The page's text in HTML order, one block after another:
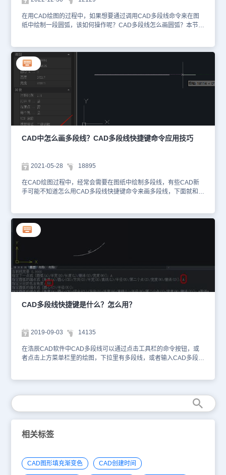
在用CAD绘图的过程中，如果想要通过调用CAD多段线命令来在图
纸中绘制一段圆弧，该如何操作呢？CAD多段线怎么画圆弧？本节内
启动浩辰CAD软件，然后调用CAD多段线命令快捷键，即在命令行
输入：PL，点击回车键确认。2、执行CAD多段线命令后，根据系统
提示在绘图区域指定多段线的起点，此时命令行会提示：指定下一点
或 [圆弧(A)/闭合(C)/半宽(H)/长度(L)/放弃(U)/宽度(W)/角度(N)]。如下
图所示： 3、此时在命令行输入：A，点击回车键确定，根据系统提
示在指定圆弧的端点。如下图所示： 4、指定圆弧端点后系统会连续
提示指定圆弧的端点，直至点击ESC键结束命令。在浩辰CAD软件
中通过以上几个简单的步骤便可调用CADA多段线命令来绘制圆弧，
你学会了吗？想要了解更多实用CAD教程的话可以持续关注浩辰
CAD官网教程专区，小编会在后续课程中给大家分享更多精彩内容
CAD中怎么画多段线？CAD多段线快捷键命令应用技巧
2021-05-28 18895
在CAD绘图过程中，经常会需要在图纸中绘制多段线，有些CAD新
手可能不知道怎么用CAD多段线快捷键命令来画多段线，下面就和小
是：PL（全称：PLINE）；主要用来绘制二维多段线。CAD画多段
线操作步骤：打开浩辰CAD软件后，在命令行输入快捷键命令：
PL，按回车键确认；根据命令行提示在绘图区域指定起点。如下图
所示：接着继续根据命令行提示执行下一个点，在ENTER键结束命
令前，会不断在命令行提示指定下一点；通过指定点来绘制多段线的
线段。如下图所示：以上就是小编给大家分享的浩辰CAD软件中通过
CAD多段线快捷键命令来绘制多段线的相关操作技巧，对此感兴趣的
CAD新手可以持续关注浩辰CAD官网教程专区，后续小编将给大家
推送更多实用CAD绘图技巧哦~
CAD多段线快捷键是什么？怎么用？
2019-09-03 14135
在浩辰CAD软件中CAD多段线可以通过点击工具栏的命令按钮，或
者点击上方菜单栏里的绘图，下拉里有多段线，或者输入CAD多段线
捷键： 点击多段线命令后，在绘图区任意点击一点，下方的输入栏
多段线绘制圆弧。 点击多段线命令后，在绘图区点击一点，接着输
入A并回车，绘图区会出现圆弧，移动鼠标则可以改变圆弧的位置，
这时下方的输入栏会提示：[角度(A)/圆心(CE)/闭合(CL)/方向(D)/半宽
(H)/直线(L)/半径(R)/第二个点(S)/宽度(W)/撤消(U)] ，其表示圆弧有这
可确定圆弧的弧度。如下图所示输入50后回车，就可以得到弧线角度
为50度的圆弧。 2.圆心。输入CE命令后回车，点击一点得到圆心画
相关标签
CAD图形填充渐变色 CAD创建时间